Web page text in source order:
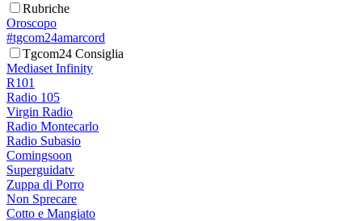
Rubriche
Oroscopo
#tgcom24amarcord
Tgcom24 Consiglia
Mediaset Infinity
R101
Radio 105
Virgin Radio
Radio Montecarlo
Radio Subasio
Comingsoon
Superguidatv
Zuppa di Porro
Non Sprecare
Cotto e Mangiato